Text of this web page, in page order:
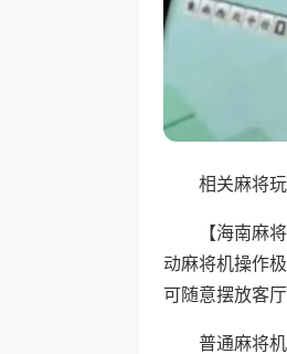
相关麻将
【海南麻
动麻将机操作
可随意摆放客
普通麻将